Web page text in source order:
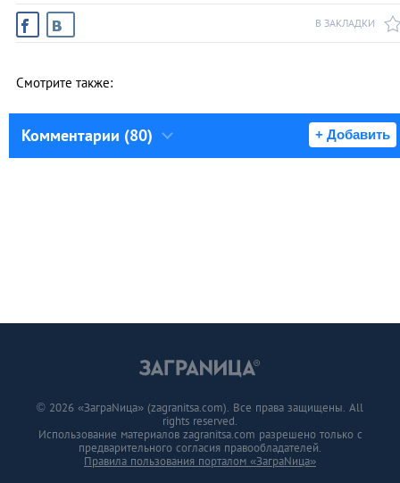
В ЗАКЛАДКИ
Смотрите также:
Комментарии (80) + Добавить
© 2026 «ЗаграNица» (zagranitsa.com). Все права защищены. All
rights reserved.
Использование материалов zagranitsa.com разрешено только с
предварительного согласия правообладателей.
Правила пользования порталом «ЗаграNица»